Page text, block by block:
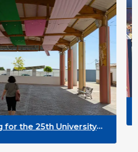
DYPALL Network
2026 in Malta